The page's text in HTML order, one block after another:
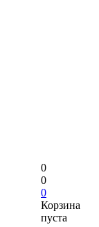
0
0
0
Корзина
пуста